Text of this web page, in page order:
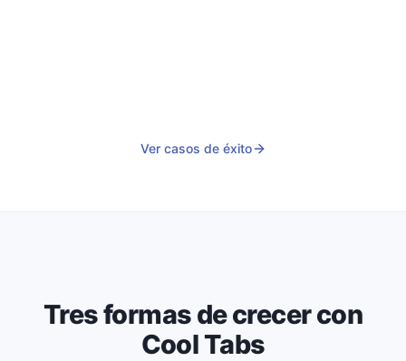
Ver casos de éxito
Tres formas de crecer con
Cool Tabs